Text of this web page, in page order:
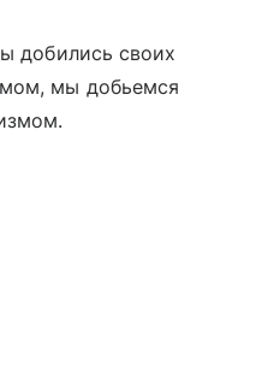
добились своих
мы добьемся